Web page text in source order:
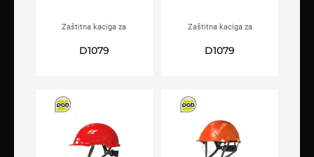
Zaštitna kaciga za
Narančasta
D1079
Zaštitna kaciga za
D1079